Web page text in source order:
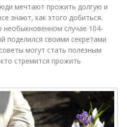
мечтают прожить долгую и
знают, как этого добиться.
случае 104-
поделился своими секретами
могут стать полезным
стремится прожить